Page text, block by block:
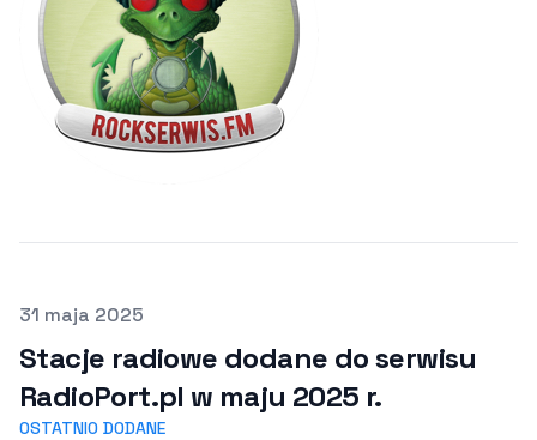
Opublikowano
31 maja 2025
Stacje radiowe dodane do serwisu
RadioPort.pl w maju 2025 r.
OSTATNIO DODANE